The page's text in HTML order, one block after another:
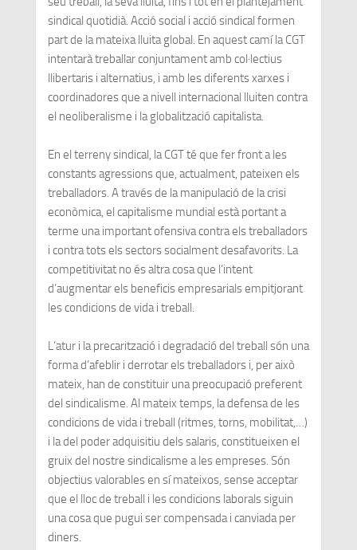
sindical quotidià. Acció social i acció sindical formen
part de la mateixa lluita global. En aquest camí la CGT
intentarà treballar conjuntament amb col·lectius
llibertaris i alternatius, i amb les diferents xarxes i
coordinadores que a nivell internacional lluiten contra
el neoliberalisme i la globalització capitalista.
En el terreny sindical, la CGT té que fer front a les
constants agressions que, actualment, pateixen els
treballadors. A través de la manipulació de la crisi
econòmica, el capitalisme mundial està portant a
terme una important ofensiva contra els treballadors
i contra tots els sectors socialment desafavorits. La
competitivitat no és altra cosa que l’intent
d’augmentar els beneficis empresarials empitjorant
les condicions de vida i treball.
L’atur i la precarització i degradació del treball són una
forma d’afeblir i derrotar els treballadors i, per això
mateix, han de constituir una preocupació preferent
del sindicalisme. Al mateix temps, la defensa de les
condicions de vida i treball (ritmes, torns, mobilitat,…)
i la del poder adquisitiu dels salaris, constitueixen el
gruix del nostre sindicalisme a les empreses. Són
objectius valorables en sí mateixos, sense acceptar
que el lloc de treball i les condicions laborals siguin
una cosa que pugui ser compensada i canviada per
diners.